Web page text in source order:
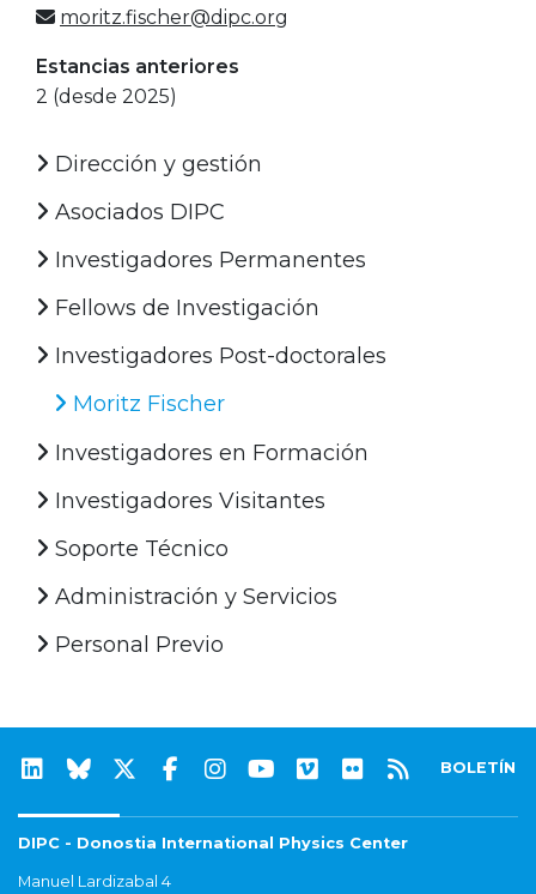
moritz.fischer@dipc.org
Estancias anteriores
2 (desde 2025)
Dirección y gestión
Asociados DIPC
Investigadores Permanentes
Fellows de Investigación
Investigadores Post-doctorales
Moritz Fischer
Investigadores en Formación
Investigadores Visitantes
Soporte Técnico
Administración y Servicios
Personal Previo
BOLETÍN
DIPC - Donostia International Physics Center
Manuel Lardizabal 4